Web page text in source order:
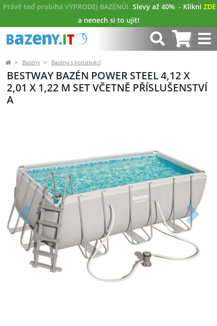
Právě teď probíhá VÝPRODEJ BAZÉNŮ! Slevy až 40% - Klikni ZDE
a nenech si to ujít!
Bazény Bazény s konstrukcí
BESTWAY BAZÉN POWER STEEL 4,12 X
2,01 X 1,22 M SET VČETNĚ PŘÍSLUŠENSTVÍ
A
Předchozí Další